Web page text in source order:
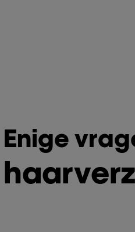
Enige